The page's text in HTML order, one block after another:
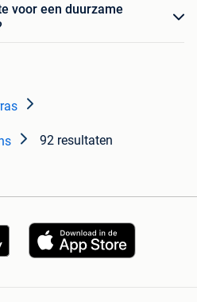
voor een duurzame
92 resultaten